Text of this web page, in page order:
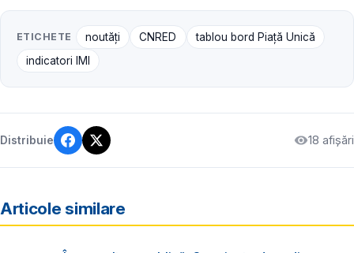
ETICHETE noutăți CNRED
tablou bord Piață Unică
indicatori IMI
Distribuie 18 afișări
Articole similare